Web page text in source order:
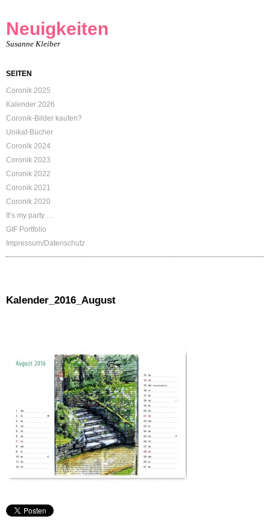
Neuigkeiten
Susanne Kleiber
SEITEN
Coronik 2025
Kalender 2026
Coronik-Bilder kaufen?
Unikat-Bücher
Coronik 2024
Coronik 2023
Coronik 2022
Coronik 2021
Coronik 2020
It’s my party …
GIF Portfolio
Impressum/Datenschutz
Kalender_2016_August